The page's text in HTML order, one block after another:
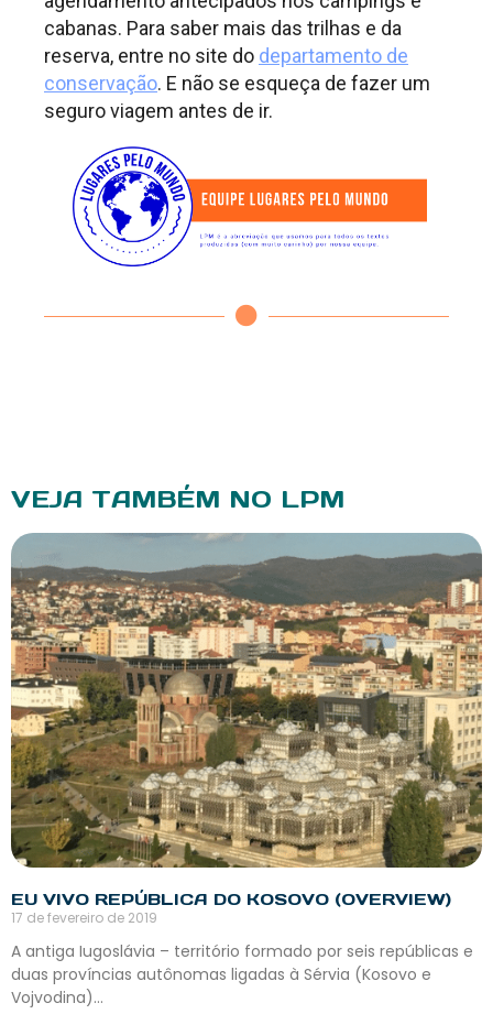
cabanas. Para saber mais das trilhas e da
reserva, entre no site do departamento de
conservação. E não se esqueça de fazer um
seguro viagem antes de ir.
VEJA TAMBÉM NO LPM
EU VIVO REPÚBLICA DO KOSOVO (OVERVIEW)
17 de fevereiro de 2019
A antiga Iugoslávia – território formado por seis repúblicas e
duas províncias autônomas ligadas à Sérvia (Kosovo e
Vojvodina)…